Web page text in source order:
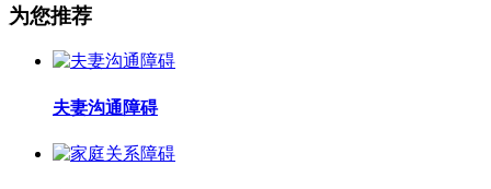
为您推荐
夫妻沟通障碍